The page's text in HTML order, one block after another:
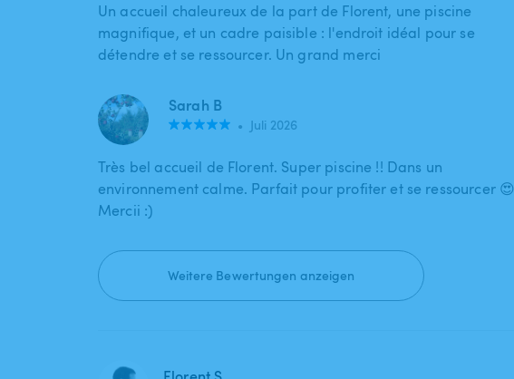
Un accueil chaleureux de la part de Florent, une piscine
magnifique, et un cadre paisible : l'endroit idéal pour se
détendre et se ressourcer. Un grand merci
Sarah B
• Juli 2026
Très bel accueil de Florent. Super piscine !! Dans un
environnement calme. Parfait pour profiter et se ressourcer 😍
Mercii :)
Weitere Bewertungen anzeigen